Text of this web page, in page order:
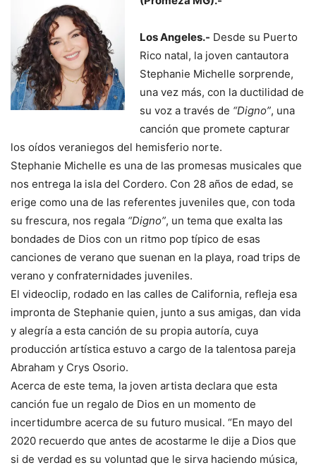
Los Angeles.- Desde su Puerto
Rico natal, la joven cantautora
Stephanie Michelle sorprende,
una vez más, con la ductilidad de
su voz a través de “Digno”, una
canción que promete capturar
los oídos veraniegos del hemisferio norte.
Stephanie Michelle es una de las promesas musicales que
nos entrega la isla del Cordero. Con 28 años de edad, se
erige como una de las referentes juveniles que, con toda
su frescura, nos regala “Digno”, un tema que exalta las
bondades de Dios con un ritmo pop típico de esas
canciones de verano que suenan en la playa, road trips de
verano y confraternidades juveniles.
El videoclip, rodado en las calles de California, refleja esa
impronta de Stephanie quien, junto a sus amigas, dan vida
y alegría a esta canción de su propia autoría, cuya
producción artística estuvo a cargo de la talentosa pareja
Abraham y Crys Osorio.
Acerca de este tema, la joven artista declara que esta
canción fue un regalo de Dios en un momento de
incertidumbre acerca de su futuro musical. “En mayo del
2020 recuerdo que antes de acostarme le dije a Dios que
si de verdad es su voluntad que le sirva haciendo música,